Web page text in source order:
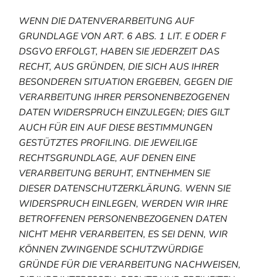
WENN DIE DATENVERARBEITUNG AUF
GRUNDLAGE VON ART. 6 ABS. 1 LIT. E ODER F
DSGVO ERFOLGT, HABEN SIE JEDERZEIT DAS
RECHT, AUS GRÜNDEN, DIE SICH AUS IHRER
BESONDEREN SITUATION ERGEBEN, GEGEN DIE
VERARBEITUNG IHRER PERSONENBEZOGENEN
DATEN WIDERSPRUCH EINZULEGEN; DIES GILT
AUCH FÜR EIN AUF DIESE BESTIMMUNGEN
GESTÜTZTES PROFILING. DIE JEWEILIGE
RECHTSGRUNDLAGE, AUF DENEN EINE
VERARBEITUNG BERUHT, ENTNEHMEN SIE
DIESER DATENSCHUTZERKLÄRUNG. WENN SIE
WIDERSPRUCH EINLEGEN, WERDEN WIR IHRE
BETROFFENEN PERSONENBEZOGENEN DATEN
NICHT MEHR VERARBEITEN, ES SEI DENN, WIR
KÖNNEN ZWINGENDE SCHUTZWÜRDIGE
GRÜNDE FÜR DIE VERARBEITUNG NACHWEISEN,